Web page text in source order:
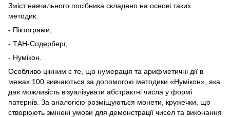
Зміст навчального посібника складено на основі таких
методик:
- Піктограми,
- ТАН-Содерберг,
- Нумікон.
Особливо цінним є те, що нумерація та арифметичні дії в
межах 100 вивчаються за допомогою методики «Нумікон», яка
дає можливість візуалізувати абстрактні числа у формі
патернів. За аналогією розміщуються монети, кружечки, що
створюють змінені умови для демонстрації чисел та виконання